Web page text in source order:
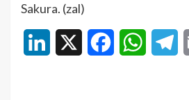
Sakura. (zal)
LinkedIn Facebook